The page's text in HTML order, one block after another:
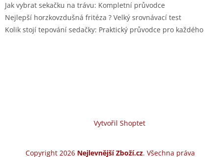
Jak vybrat sekačku na trávu: Kompletní průvodce
Nejlepší horzkovzdušná fritéza ? Velký srovnávací test
Kolik stojí tepování sedačky: Praktický průvodce pro každého
Vytvořil Shoptet
Copyright 2026 Nejlevnější Zboží.cz. Všechna práva